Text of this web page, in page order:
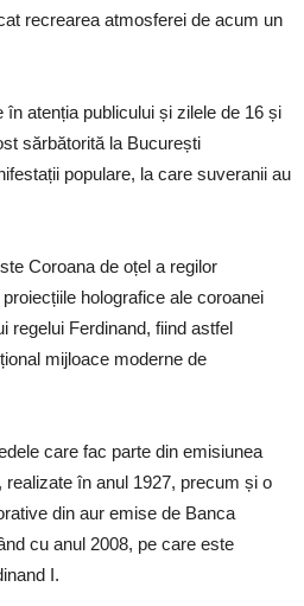
recrearea atmosferei de acum un
atenția publicului și zilele de 16 și
sărbătorită la București
populare, la care suveranii au
Coroana de oțel a regilor
holografice ale coroanei
regelui Ferdinand, fiind astfel
mijloace moderne de
care fac parte din emisiunea
realizate în anul 1927, precum și o
din aur emise de Banca
cu anul 2008, pe care este
I.